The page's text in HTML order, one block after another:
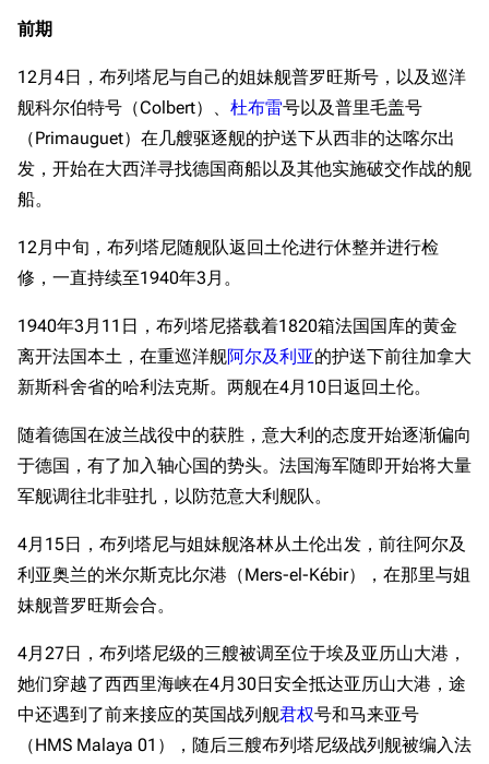
前期
12月4日，布列塔尼与自己的姐妹舰普罗旺斯号，以及巡洋
舰科尔伯特号（Colbert）、 杜布雷号以及普里毛盖号
（Primauguet）在几艘驱逐舰的护送下从西非的达喀尔出
发，开始在大西洋寻找德国商船以及其他实施破交作战的舰
船。
12月中旬，布列塔尼随舰队返回土伦进行休整并进行检
修，一直持续至1940年3月。
1940年3月11日，布列塔尼搭载着1820箱法国国库的黄金
离开法国本土，在重巡洋舰阿尔及利亚的护送下前往加拿大
新斯科舍省的哈利法克斯。两舰在4月10日返回土伦。
随着德国在波兰战役中的获胜，意大利的态度开始逐渐偏向
于德国，有了加入轴心国的势头。法国海军随即开始将大量
军舰调往北非驻扎，以防范意大利舰队。
4月15日，布列塔尼与姐妹舰洛林从土伦出发，前往阿尔及
利亚奥兰的米尔斯克比尔港（Mers-el-Kébir），在那里与姐
妹舰普罗旺斯会合。
4月27日，布列塔尼级的三艘被调至位于埃及亚历山大港，
她们穿越了西西里海峡在4月30日安全抵达亚历山大港，途
中还遇到了前来接应的英国战列舰君权号和马来亚号
（HMS Malaya 01），随后三艘布列塔尼级战列舰被编入法